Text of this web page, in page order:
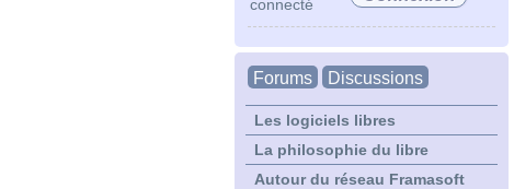
connecté
Forums Discussions
Les logiciels libres
La philosophie du libre
Autour du réseau Framasoft